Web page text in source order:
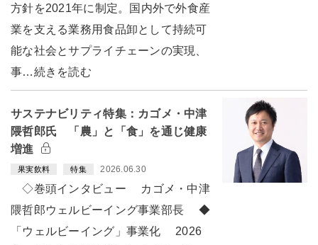
方針を2021年に制定。国内外で外食産
業を支える業務用食品卸として持続可
能な社会とサプライチェーンの実現、
事…続きを読む
サステナビリティ特集：カゴメ・中津
隈哲郎氏 「農」と「食」を通じ健康
増進
果実飲料 特集 2026.06.30
◇巻頭インタビュー カゴメ・中津
隈哲郎ウェルビーイング事業部長 ◆
「ウェルビーイング」事業化 2026